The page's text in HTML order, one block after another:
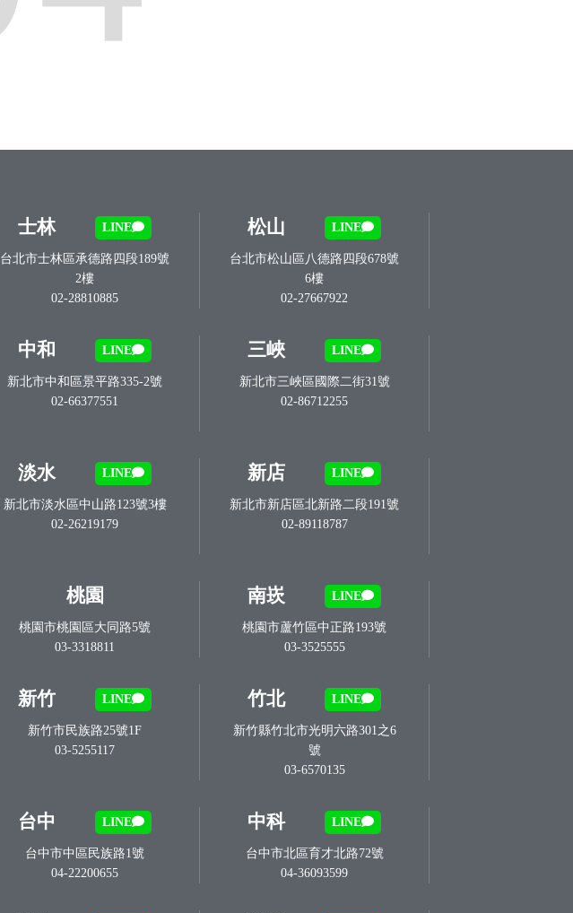
士林 LINE
台北市士林區承德路四段189號
2樓
02-28810885
松山 LINE
台北市松山區八德路四段678號
6樓
02-27667922
中和 LINE
新北市中和區景平路335-2號
02-66377551
三峽 LINE
新北市三峽區國際二街31號
02-86712255
淡水 LINE
新北市淡水區中山路123號3樓
02-26219179
新店 LINE
新北市新店區北新路二段191號
02-89118787
桃園
桃園市桃園區大同路5號
03-3318811
南崁 LINE
桃園市蘆竹區中正路193號
03-3525555
新竹 LINE
新竹市民族路25號1F
03-5255117
竹北 LINE
新竹縣竹北市光明六路301之6
號
03-6570135
台中 LINE
台中市中區民族路1號
04-22200655
中科 LINE
台中市北區育才北路72號
04-36093599